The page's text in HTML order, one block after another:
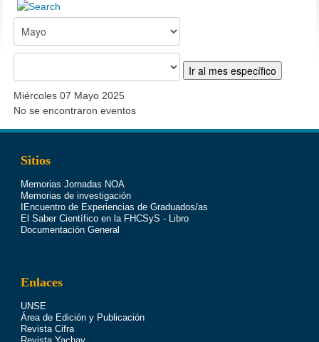
Ir al mes específico
Miércoles 07 Mayo 2025
No se encontraron eventos
Sitios
Memorias Jornadas NOA
Memorias de investigación
IEncuentro de Experiencias de Graduados/as
El Saber Científico en la FHCSyS - Libro
Documentación General
Enlaces
UNSE
Área de Edición y Publicación
Revista Cifra